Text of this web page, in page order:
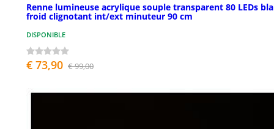
Renne lumineuse acrylique souple transparent 80 LEDs
froid clignotant int/ext minuteur 90 cm
DISPONIBLE
€ 73,90 € 99,00